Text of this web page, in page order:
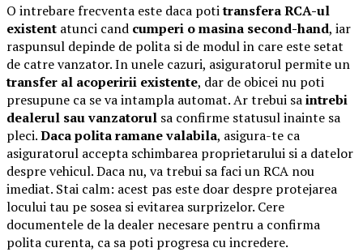
O intrebare frecventa este daca potitransfera RCA-ul
existent atunci cand cumperi o masina second-hand, iar
raspunsul depinde de polita si de modul in care este setat
de catre vanzator. In unele cazuri, asiguratorul permite un
transfer al acoperirii existente, dar de obicei nu poti
presupune ca se va intampla automat. Ar trebui saintrebi
dealerul sau vanzatorul sa confirme statusul inainte sa
pleci.Daca polita ramane valabila, asigura-te ca
asiguratorul accepta schimbarea proprietarului si a datelor
despre vehicul. Daca nu, va trebui sa faci un RCA nou
imediat. Stai calm: acest pas este doar despre protejarea
locului tau pe sosea si evitarea surprizelor. Cere
documentele de la dealer necesare pentru a confirma
polita curenta, ca sa poti progresa cu incredere.